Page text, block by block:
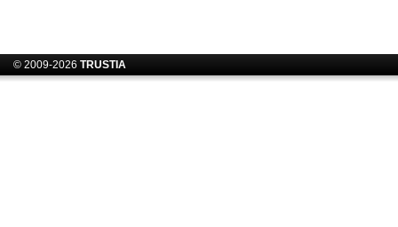
© 2009-2026 TRUSTIA